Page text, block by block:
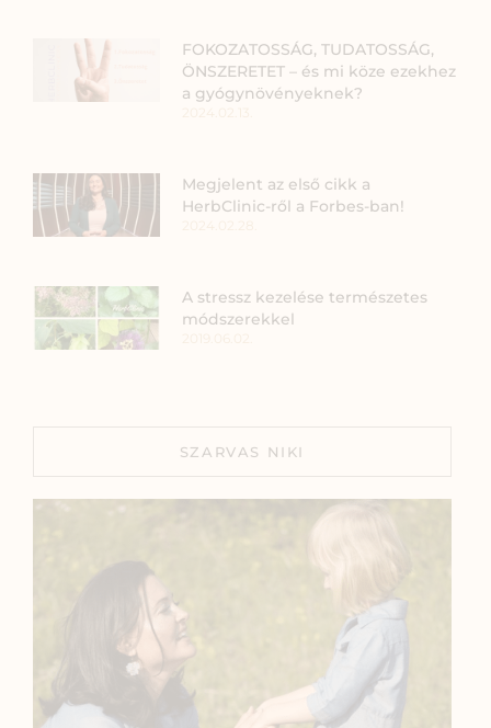
FOKOZATOSSÁG, TUDATOSSÁG,
ÖNSZERETET – és mi köze ezekhez
a gyógynövényeknek?
Megjelent az első cikk a
HerbClinic-ről a Forbes-ban!
A stressz kezelése természetes
módszerekkel
SZARVAS NIKI